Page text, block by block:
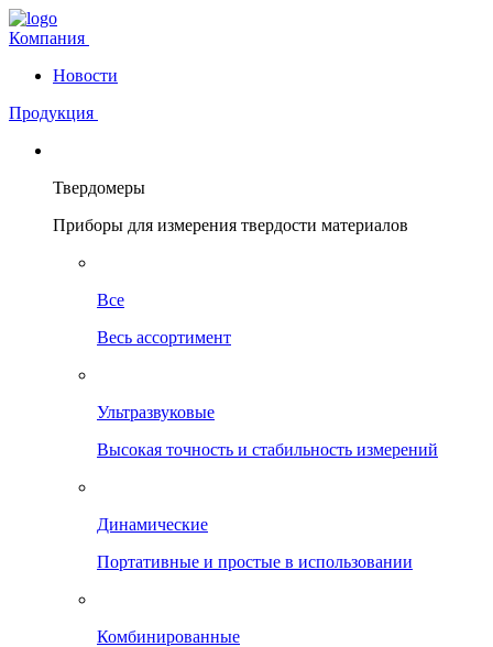
Компания
Новости
Продукция
Твердомеры
Приборы для измерения твердости материалов
Все
Весь ассортимент
Ультразвуковые
Высокая точность и стабильность измерений
Динамические
Портативные и простые в использовании
Комбинированные